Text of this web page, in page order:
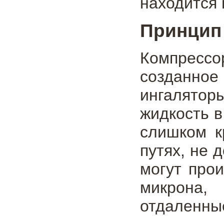
жидкость
слишком
путях, не
могут
микрона,